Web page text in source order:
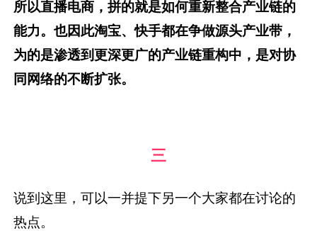
所以直播电商，拼的就是如何重新整合产业链的
能力。也因此淘宝、快手都在争做源头产业带，
为的是渗透到更深更广的产业链重构中，是对协
同网络的不断扩张。
三
说到这里，可以一并提下另一个大家都在讨论的
热点。